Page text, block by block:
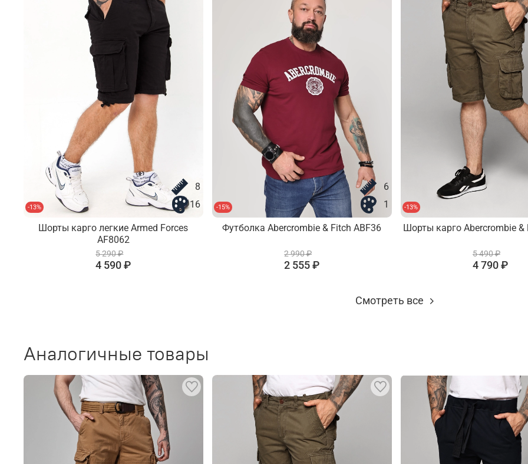
-13%
8
16
Шорты карго легкие Armed Forces
AF8062
5 290 ₽
4 590 ₽
-15%
6
1
Футболка Abercrombie & Fitch ABF36
2 990 ₽
2 555 ₽
-13%
Шорты карго Abercrombie &
5 490 ₽
4 790 ₽
Смотреть все
Аналогичные товары